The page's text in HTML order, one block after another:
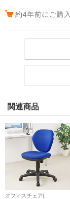
約4年前にご購入
関連商品
オフィスチェア(